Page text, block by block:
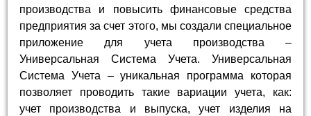
производства и повысить финансовые средства
предприятия за счет этого, мы создали специальное
приложение для учета производства –
Универсальная Система Учета. Универсальная
Система Учета – уникальная программа которая
позволяет проводить такие вариации учета, как:
учет производства и выпуска, учет изделия на